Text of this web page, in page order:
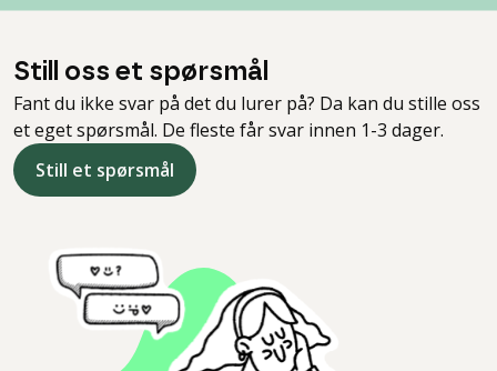
Still oss et spørsmål
Fant du ikke svar på det du lurer på? Da kan du stille oss
et eget spørsmål. De fleste får svar innen 1-3 dager.
Still et spørsmål